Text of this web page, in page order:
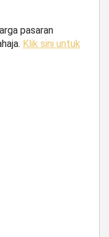
pasaran
Klik sini untuk